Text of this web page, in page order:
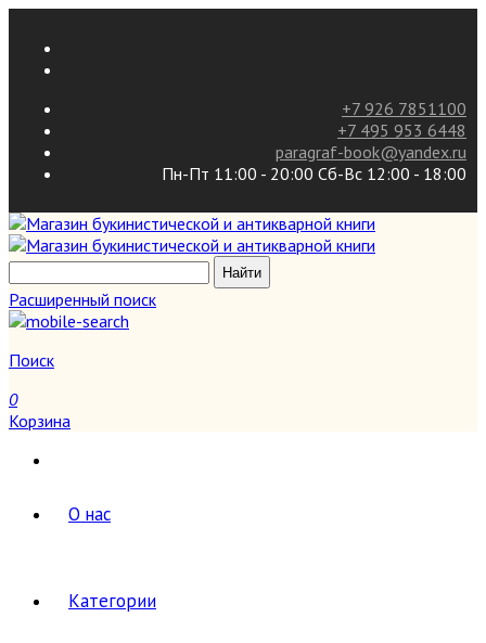
+7 926 7851100
+7 495 953 6448
paragraf-book@yandex.ru
Пн-Пт 11:00 - 20:00 Сб-Вс 12:00 - 18:00
Расширенный поиск
Поиск
0
Корзина
О нас
Категории